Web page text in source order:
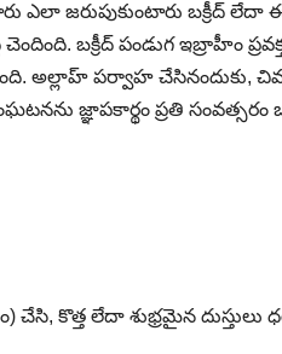
ఎలా జరుపుకుంటారు
చెందింది. బక్రీద్ పండుగ
అల్లాహ్ పర్వాహ
జ్ఞాపకార్థం ప్రతి సంవత్సరం
కొత్త లేదా శుభ్రమైన